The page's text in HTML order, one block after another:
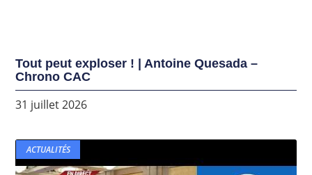
Tout peut exploser ! | Antoine Quesada –
Chrono CAC
31 juillet 2026
ACTUALITÉS